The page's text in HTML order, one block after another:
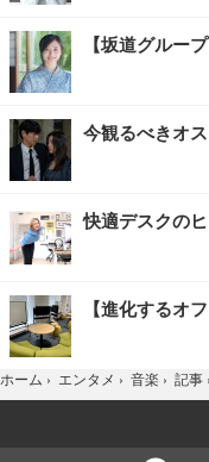
【坂道グルー
今観るべきオ
快適デスクの
【進化するオ
ホーム › エンタメ › 音楽 › 記事